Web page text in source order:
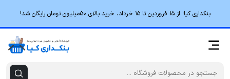
بنکداری کیا؛ از ۱۵ فروردین تا ۱۵ خرداد، خرید بالای 50میلیون تومان رایگان شد!